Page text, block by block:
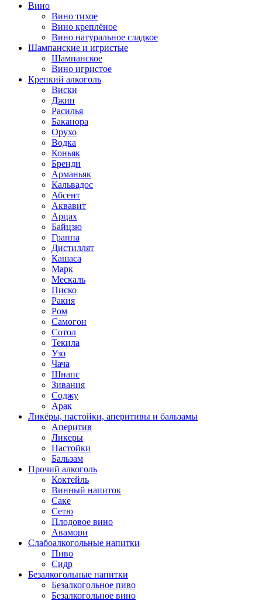
Вино
Вино тихое
Вино креплёное
Вино натуральное сладкое
Шампанские и игристые
Шампанское
Вино игристое
Крепкий алкоголь
Виски
Джин
Расилья
Баканора
Орухо
Водка
Коньяк
Бренди
Арманьяк
Кальвадос
Абсент
Аквавит
Арцах
Байцзю
Граппа
Дистиллят
Кашаса
Марк
Мескаль
Писко
Ракия
Ром
Самогон
Сотол
Текила
Узо
Чача
Шнапс
Зивания
Соджу
Арак
Ликёры, настойки, аперитивы и бальзамы
Аперитив
Ликеры
Настойки
Бальзам
Прочий алкоголь
Коктейль
Винный напиток
Саке
Сетю
Плодовое вино
Авамори
Слабоалкогольные напитки
Пиво
Сидр
Безалкогольные напитки
Безалкогольное пиво
Безалкогольное вино